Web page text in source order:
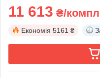
11 613 ₴/
Економія 5161 ₴